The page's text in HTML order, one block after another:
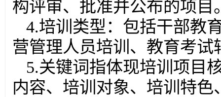
构评审、批准并公布的项目
4.培训类型：包括干部教
营管理人员培训、教育考
5.关键词指体现培训项目
内容、培训对象、培训特